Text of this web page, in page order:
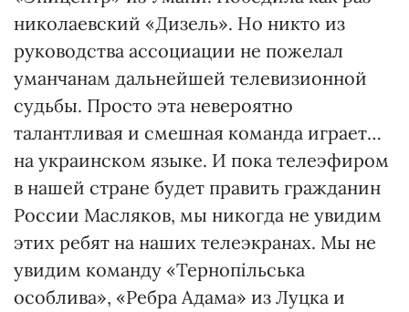
николаевский «Дизель». Но никто из
руководства ассоциации не пожелал
уманчанам дальнейшей телевизионной
судьбы. Просто эта невероятно
талантливая и смешная команда играет…
на украинском языке. И пока телеэфиром
в нашей стране будет править гражданин
России Масляков, мы никогда не увидим
этих ребят на наших телеэкранах. Мы не
увидим команду «Тернопільська
особлива», «Ребра Адама» из Луцка и